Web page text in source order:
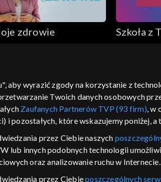
zdrowie
Szkoła z
SIĘ SPOZA POLSKI
to Stany Zjednoczone ,
tytułów na platformie TVP
możesz obejrzeć.
prywatności moje zgody pomoc
aby wyrazić zgody na korzystanie z
Twoich danych osobowych
Zaufanych Partnerów TVP (93 firm), w
i pozostałych, które wskazujemy poniżej,
przez Ciebie naszych
lub innych podobnych technologii
oraz analizowanie ruchu w Internecie.
przez Ciebieposzczególnych